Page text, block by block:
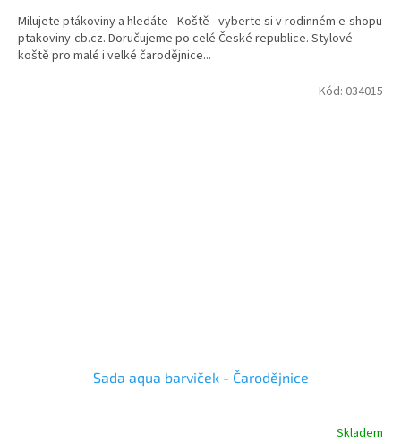
Milujete ptákoviny a hledáte - Koště - vyberte si v rodinném e-shopu
ptakoviny-cb.cz. Doručujeme po celé České republice. Stylové
koště pro malé i velké čarodějnice...
Sada aqua barviček - Čarodějnice
Skladem
Kód: 034015